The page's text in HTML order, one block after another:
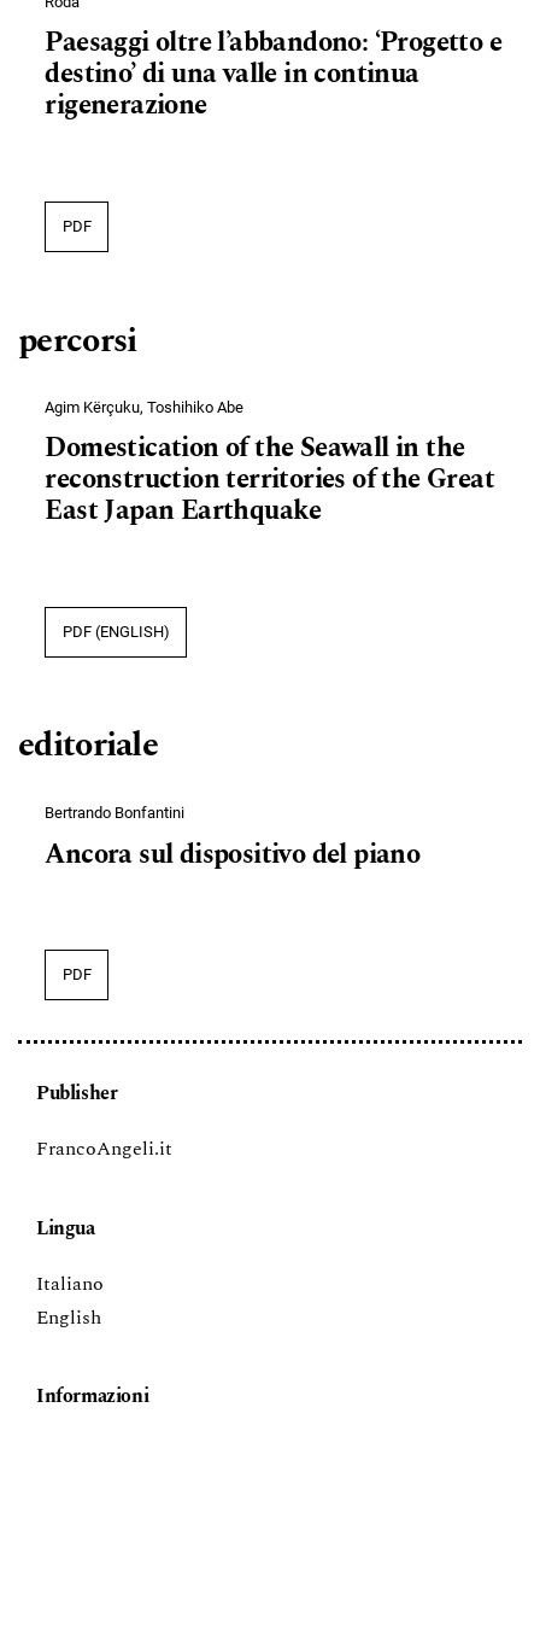
Paesaggi oltre l’abbandono: ‘Progetto e
destino’ di una valle in continua
rigenerazione
PDF
percorsi
Agim Kërçuku, Toshihiko Abe
Domestication of the Seawall in the
reconstruction territories of the Great
East Japan Earthquake
PDF (ENGLISH)
editoriale
Bertrando Bonfantini
Ancora sul dispositivo del piano
PDF
Publisher
FrancoAngeli.it
Lingua
Italiano
English
Informazioni